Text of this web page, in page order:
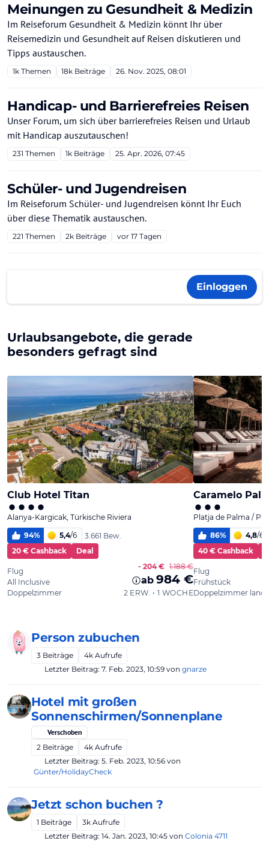
Meinungen zu Gesundheit & Medizin
Im Reiseforum Gesundheit & Medizin könnt Ihr über
Reisemedizin und Gesundheit auf Reisen diskutieren und
Tipps austauschen.
1k Themen 18k Beiträge 26. Nov. 2025, 08:01
Handicap- und Barrierefreies Reisen
Unser Forum, um sich über barrierefreies Reisen und Urlaub
mit Handicap auszutauschen!
231 Themen 1k Beiträge 25. Apr. 2026, 07:45
Schüler- und Jugendreisen
Im Reiseforum Schüler- und Jugendreisen könnt Ihr Euch
über diese Thematik austauschen.
221 Themen 2k Beiträge vor 17 Tagen
Einloggen
Person zubuchen
3 Beiträge 4k Aufrufe
Letzter Beitrag: 7. Feb. 2023, 10:59 von gnarze
Hotel mit großen
Sonnenschirmen/Sonnenplane
Verschoben
2 Beiträge 4k Aufrufe
Letzter Beitrag: 5. Feb. 2023, 10:56 von
Günter/HolidayCheck
Jetzt schon buchen ?
1 Beiträge 3k Aufrufe
Letzter Beitrag: 14. Jan. 2023, 10:45 von Colonia 4711